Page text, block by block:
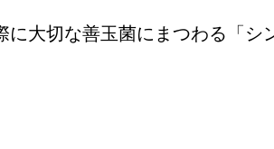
に大切な善玉菌にまつわる「シ